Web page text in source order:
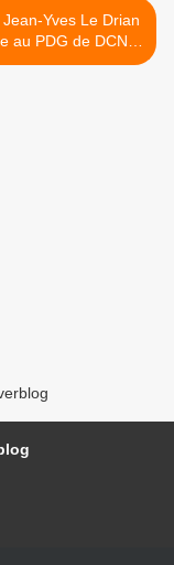
Yves Le Drian
au PDG de DCNS
qui est le patron >